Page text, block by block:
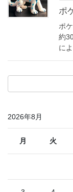
ポ
ポ
約
に
2026年8月
月 火